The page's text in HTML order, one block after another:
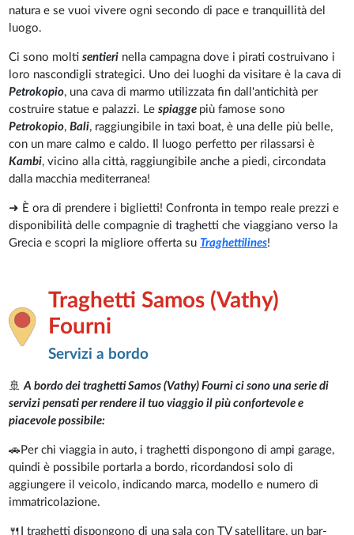
natura e se vuoi vivere ogni secondo di pace e tranquillità del
luogo.
Ci sono moltisentieri nella campagna dove i pirati costruivano i
loro nascondigli strategici. Uno dei luoghi da visitare è la cava di
Petrokopio, una cava di marmo utilizzata fin dall'antichità per
costruire statue e palazzi. Lespiagge più famose sono
Petrokopio,Bali, raggiungibile in taxi boat, è una delle più belle,
con un mare calmo e caldo. Il luogo perfetto per rilassarsi è
Kambi, vicino alla città, raggiungibile anche a piedi, circondata
dalla macchia mediterranea!
➜ È ora di prendere i biglietti! Confronta in tempo reale prezzi e
disponibilità delle compagnie di traghetti che viaggiano verso la
Grecia e scopri la migliore offerta suTraghettilines!
Traghetti Samos (Vathy)
Fourni
Servizi a bordo
🚢A bordo dei traghetti Samos (Vathy) Fourni ci sono una serie di
servizi pensati per rendere il tuo viaggio il più confortevole e
piacevole possibile:
🚗Per chi viaggia in auto, i traghetti dispongono di ampi garage,
quindi è possibile portarla a bordo, ricordandosi solo di
aggiungere il veicolo, indicando marca, modello e numero di
immatricolazione.
🍴I traghetti dispongono di una sala con TV satellitare, un bar-